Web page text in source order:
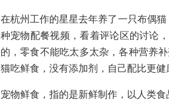
在杭州工作的星星去年养了一只布偶
种宠物配餐视频，看着评论区的讨论
的，零食不能吃太多太杂，各种营养
猫吃鲜食，没有添加剂，自己配比更
宠物鲜食，指的是新鲜制作，以人类